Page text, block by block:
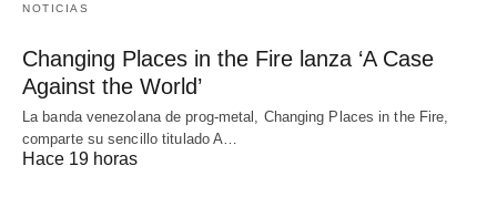
NOTICIAS
Changing Places in the Fire lanza ‘A Case
Against the World’
La banda venezolana de prog-metal, Changing Places in the Fire,
comparte su sencillo titulado A…
Hace 19 horas